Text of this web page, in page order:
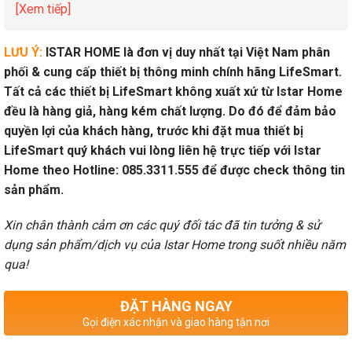
[Xem tiếp]
LƯU Ý: ISTAR HOME là đơn vị duy nhất tại Việt Nam phân
phối & cung cấp thiết bị thông minh chính hãng LifeSmart.
Tất cả các thiết bị LifeSmart không xuất xứ từ Istar Home
đều là hàng giả, hàng kém chất lượng. Do đó để đảm bảo
quyền lợi của khách hàng, trước khi đặt mua thiết bị
LifeSmart quý khách vui lòng liên hệ trực tiếp với Istar
Home theo Hotline: 085.3311.555 để được check thông tin
sản phẩm.
Xin chân thành cảm ơn các quý đối tác đã tin tưởng & sử
dụng sản phẩm/dịch vụ của Istar Home trong suốt nhiều năm
qua!
ĐẶT HÀNG NGAY
Gọi điện xác nhận và giao hàng tận nơi